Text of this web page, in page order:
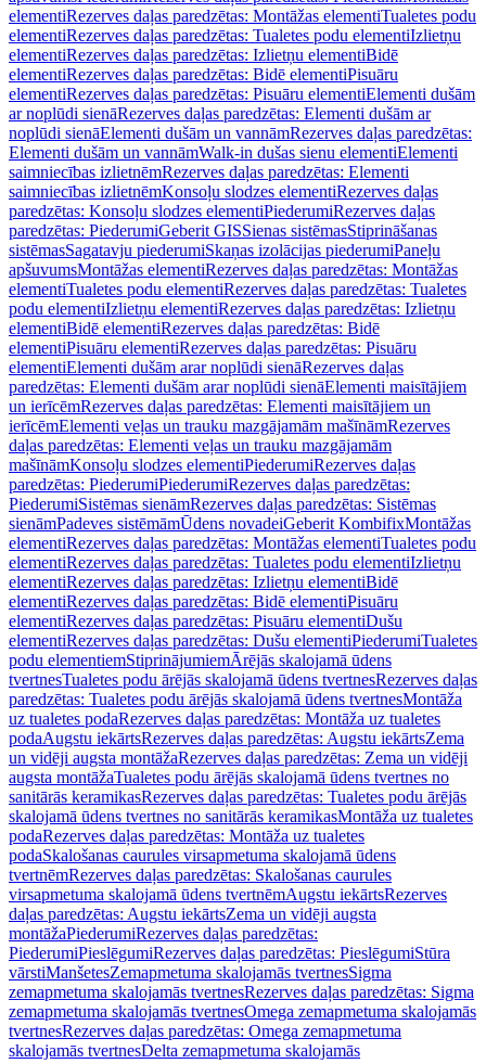
elementiRezerves daļas paredzētas: Montāžas elementiTualetes podu
elementiRezerves daļas paredzētas: Tualetes podu elementiIzlietņu
elementiRezerves daļas paredzētas: Izlietņu elementiBidē
elementiRezerves daļas paredzētas: Bidē elementiPisuāru
elementiRezerves daļas paredzētas: Pisuāru elementiElementi dušām
ar noplūdi sienāRezerves daļas paredzētas: Elementi dušām ar
noplūdi sienāElementi dušām un vannāmRezerves daļas paredzētas:
Elementi dušām un vannāmWalk-in dušas sienu elementiElementi
saimniecības izlietnēmRezerves daļas paredzētas: Elementi
saimniecības izlietnēmKonsoļu slodzes elementiRezerves daļas
paredzētas: Konsoļu slodzes elementiPiederumiRezerves daļas
paredzētas: PiederumiGeberit GISSienas sistēmasStiprināšanas
sistēmasSagatavju piederumiSkaņas izolācijas piederumiPaneļu
apšuvumsMontāžas elementiRezerves daļas paredzētas: Montāžas
elementiTualetes podu elementiRezerves daļas paredzētas: Tualetes
podu elementiIzlietņu elementiRezerves daļas paredzētas: Izlietņu
elementiBidē elementiRezerves daļas paredzētas: Bidē
elementiPisuāru elementiRezerves daļas paredzētas: Pisuāru
elementiElementi dušām arar noplūdi sienāRezerves daļas
paredzētas: Elementi dušām arar noplūdi sienāElementi maisītājiem
un ierīcēmRezerves daļas paredzētas: Elementi maisītājiem un
ierīcēmElementi veļas un trauku mazgājamām mašīnāmRezerves
daļas paredzētas: Elementi veļas un trauku mazgājamām
mašīnāmKonsoļu slodzes elementiPiederumiRezerves daļas
paredzētas: PiederumiPiederumiRezerves daļas paredzētas:
PiederumiSistēmas sienāmRezerves daļas paredzētas: Sistēmas
sienāmPadeves sistēmāmŪdens novadeiGeberit KombifixMontāžas
elementiRezerves daļas paredzētas: Montāžas elementiTualetes podu
elementiRezerves daļas paredzētas: Tualetes podu elementiIzlietņu
elementiRezerves daļas paredzētas: Izlietņu elementiBidē
elementiRezerves daļas paredzētas: Bidē elementiPisuāru
elementiRezerves daļas paredzētas: Pisuāru elementiDušu
elementiRezerves daļas paredzētas: Dušu elementiPiederumiTualetes
podu elementiemStiprinājumiemĀrējās skalojamā ūdens
tvertnesTualetes podu ārējās skalojamā ūdens tvertnesRezerves daļas
paredzētas: Tualetes podu ārējās skalojamā ūdens tvertnesMontāža
uz tualetes podaRezerves daļas paredzētas: Montāža uz tualetes
podaAugstu iekārtsRezerves daļas paredzētas: Augstu iekārtsZema
un vidēji augsta montāžaRezerves daļas paredzētas: Zema un vidēji
augsta montāžaTualetes podu ārējās skalojamā ūdens tvertnes no
sanitārās keramikasRezerves daļas paredzētas: Tualetes podu ārējās
skalojamā ūdens tvertnes no sanitārās keramikasMontāža uz tualetes
podaRezerves daļas paredzētas: Montāža uz tualetes
podaSkalošanas caurules virsapmetuma skalojamā ūdens
tvertnēmRezerves daļas paredzētas: Skalošanas caurules
virsapmetuma skalojamā ūdens tvertnēmAugstu iekārtsRezerves
daļas paredzētas: Augstu iekārtsZema un vidēji augsta
montāžaPiederumiRezerves daļas paredzētas:
PiederumiPieslēgumiRezerves daļas paredzētas: PieslēgumiStūra
vārstiManšetesZemapmetuma skalojamās tvertnesSigma
zemapmetuma skalojamās tvertnesRezerves daļas paredzētas: Sigma
zemapmetuma skalojamās tvertnesOmega zemapmetuma skalojamās
tvertnesRezerves daļas paredzētas: Omega zemapmetuma
skalojamās tvertnesDelta zemapmetuma skalojamās